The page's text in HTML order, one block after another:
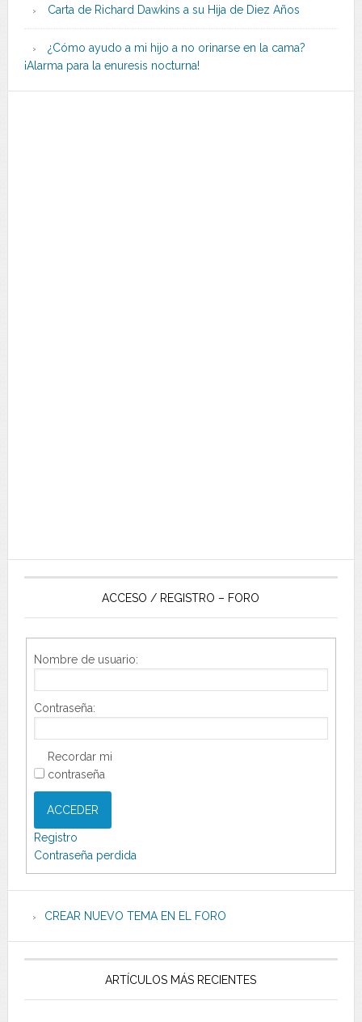
Carta de Richard Dawkins a su Hija de Diez Años
¿Cómo ayudo a mi hijo a no orinarse en la cama?
¡Alarma para la enuresis nocturna!
ACCESO / REGISTRO – FORO
Nombre de usuario:
Contraseña:
Recordar mi
contraseña
ACCEDER
Registro
Contraseña perdida
CREAR NUEVO TEMA EN EL FORO
ARTÍCULOS MÁS RECIENTES